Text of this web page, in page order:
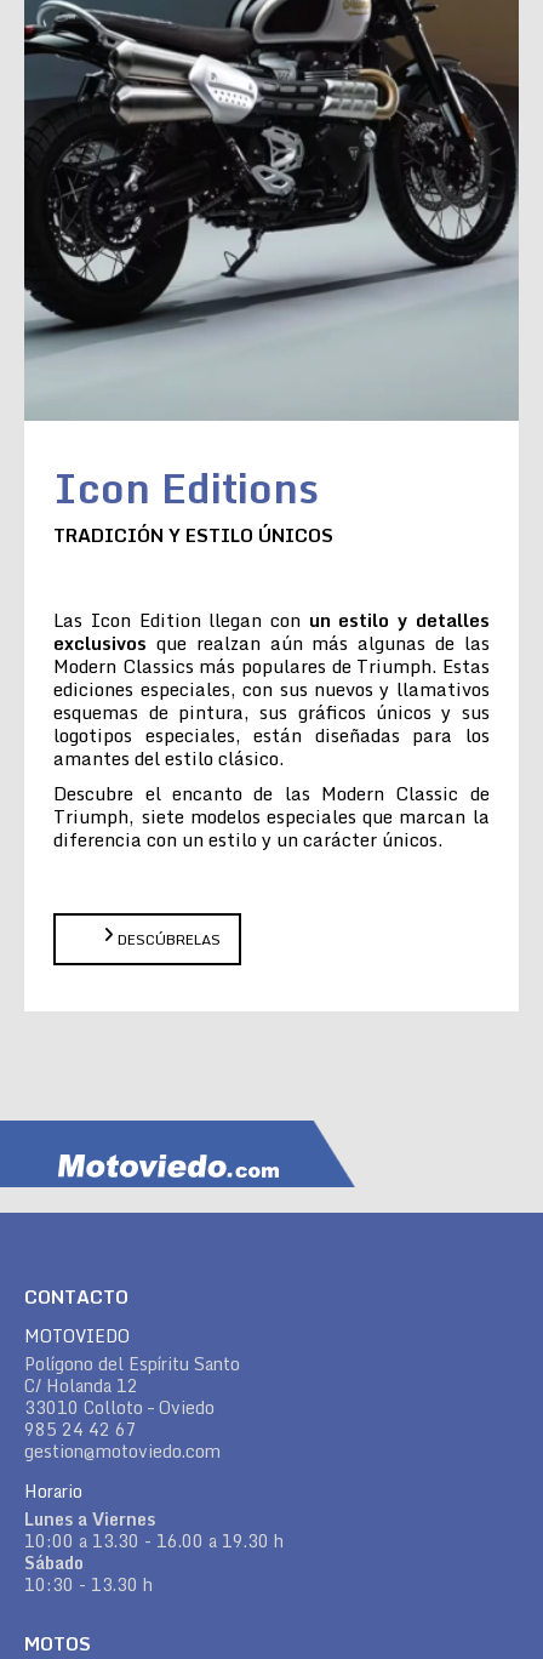
Icon Editions
TRADICIÓN Y ESTILO ÚNICOS
Las Icon Edition llegan con un estilo y detalles
exclusivos que realzan aún más algunas de las
Modern Classics más populares de Triumph. Estas
ediciones especiales, con sus nuevos y llamativos
esquemas de pintura, sus gráficos únicos y sus
logotipos especiales, están diseñadas para los
amantes del estilo clásico.
Descubre el encanto de las Modern Classic de
Triumph, siete modelos especiales que marcan la
diferencia con un estilo y un carácter únicos.
DESCÚBRELAS
CONTACTO
MOTOVIEDO
Polígono del Espíritu Santo
C/ Holanda 12
33010 Colloto – Oviedo
985 24 42 67
gestion@motoviedo.com
Horario
Lunes a Viernes
10:00 a 13.30 - 16.00 a 19.30 h
Sábado
10:30 - 13.30 h
MOTOS